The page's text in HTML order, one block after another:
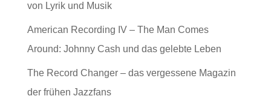
von Lyrik und Musik
American Recording IV – The Man Comes
Around: Johnny Cash und das gelebte Leben
The Record Changer – das vergessene Magazin
der frühen Jazzfans